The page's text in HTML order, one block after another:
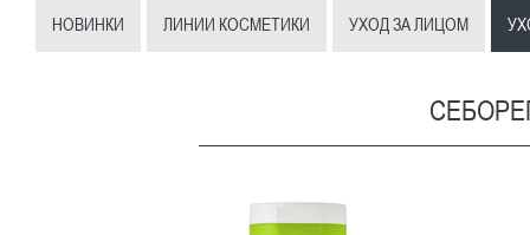
НОВИНКИ ЛИНИИ КОСМЕТИКИ УХОД ЗА ЛИЦОМ